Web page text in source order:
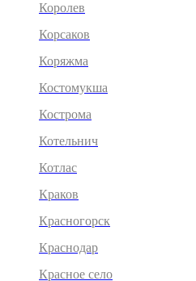
Королев
Корсаков
Коряжма
Костомукша
Кострома
Котельнич
Котлас
Краков
Красногорск
Краснодар
Красное село